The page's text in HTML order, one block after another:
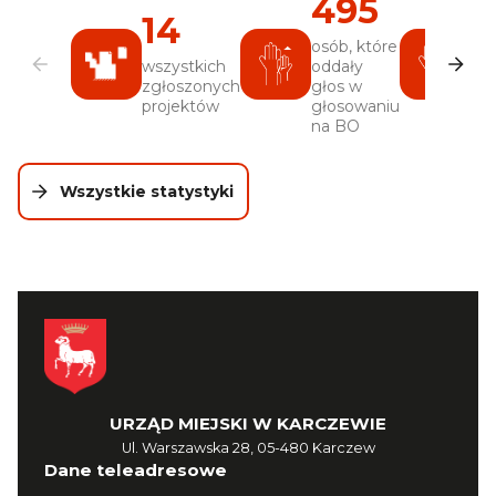
14
wszystkich
zgłoszonych
projektów
495
osób, które
oddały
głos w
głosowaniu
na BO
Wszystkie statystyki
URZĄD MIEJSKI W KARCZEWIE
Ul. Warszawska 28, 05-480 Karczew
Dane teleadresowe